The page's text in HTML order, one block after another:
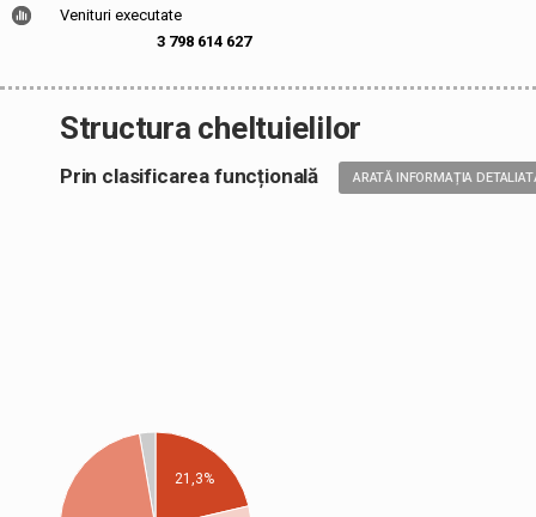
Venituri executate
3 798 614 627
Structura cheltuielilor
Prin clasificarea funcțională ARATĂ INFORMAȚIA
21,3%